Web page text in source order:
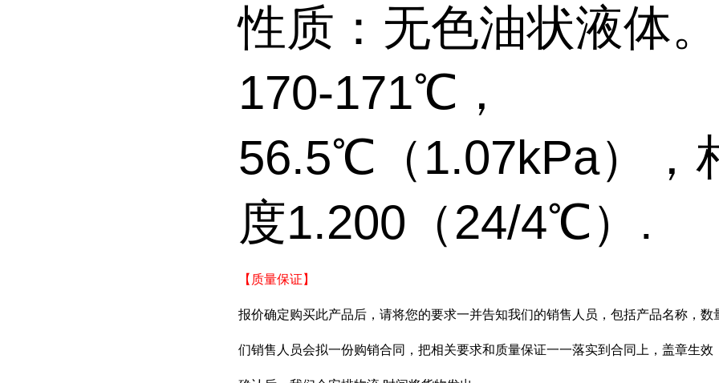
性质：无色油状液体
170-171℃，
56.5℃（1.07kPa），
度1.200（24/4℃）.
【质量保证】
报价确定购买此产品后，请将您的要求一并告知我们的销售人员，包括产品名称，数
们销售人员会拟一份购销合同，把相关要求和质量保证一一落实到合同上，盖章生效